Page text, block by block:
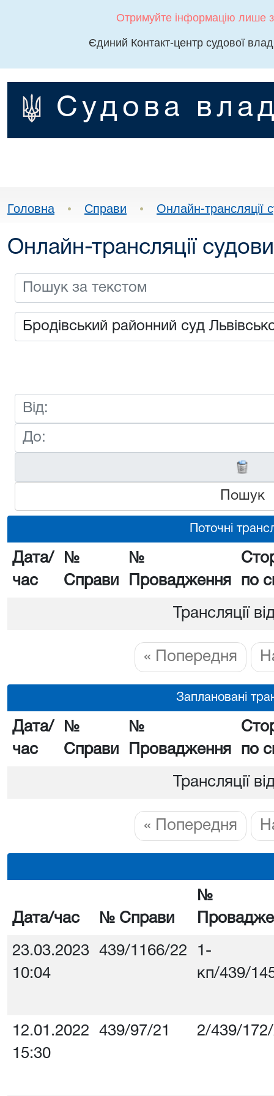
Отримуйте інформацію лише
Єдиний Контакт-центр судової
Судова
Головна • Справи • Онлайн-трансляції
Онлайн-трансляції
Пошук
Поточні
Дата/
час
№
Справи
№
Провадження
по
Трансляції
« Попередня
Заплановані
Дата/
час
№
Справи
№
Провадження
по
Трансляції
« Попередня
Дата/час № Справи
№
23.03.2023
10:04
439/1166/22
1-
кп/439/
12.01.2022
15:30
439/97/21 2/439/